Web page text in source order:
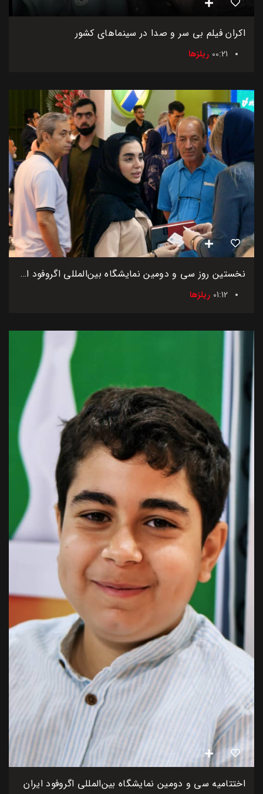
اکران فیلم بی سر و صدا در سینماهای کشور
00:21 ریلزها
نخستین روز سی و دومین نمایشگاه بین‌المللی اگروفود ایران
01:12 ریلزها
اختتامیه سی و دومین نمایشگاه بین‌المللی اگروفود ایران